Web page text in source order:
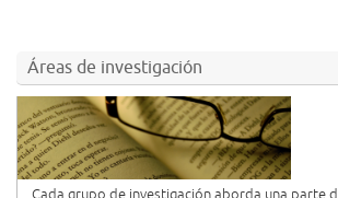
Áreas de investigación